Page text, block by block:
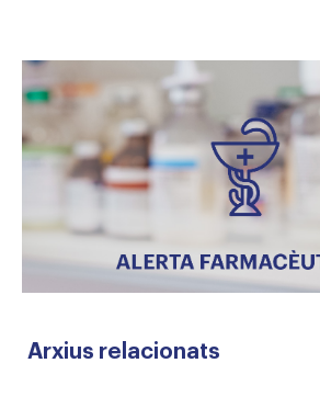
Arxius relacionats